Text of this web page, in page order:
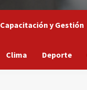
Capacitación y Gestión
Clima Deporte